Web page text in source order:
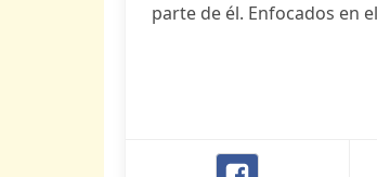
parte de él. Enfocados en